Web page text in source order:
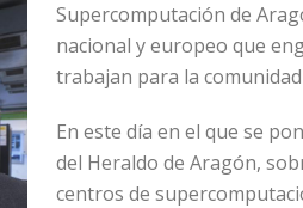
Supercomputación de
nacional y europeo que
trabajan para la
En este día en el que se
del Heraldo de Aragón,
centros de